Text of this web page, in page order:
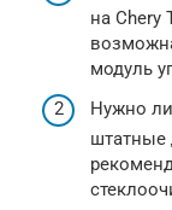
на Chery
модуль
Нужно
штатные